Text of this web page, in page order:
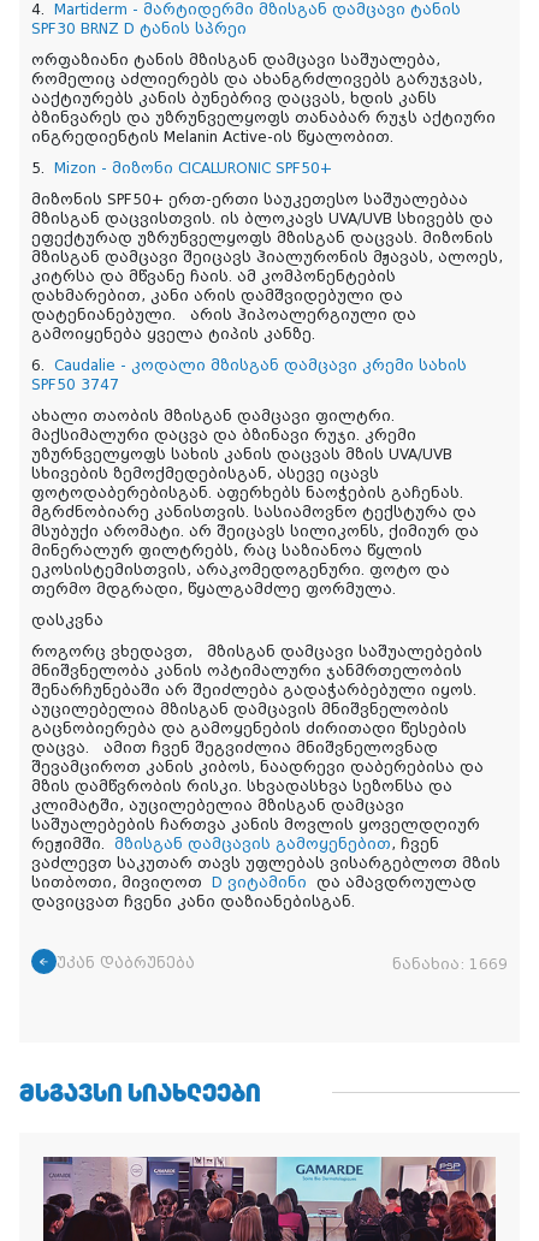
4.
Martiderm - მარტიდერმი მზისგან დამცავი ტანის
SPF30 BRNZ D ტანის სპრეი
ორფაზიანი ტანის მზისგან დამცავი საშუალება,
რომელიც აძლიერებს და ახანგრძლივებს გარუჯვას,
ააქტიურებს კანის ბუნებრივ დაცვას, ხდის კანს
ბზინვარეს და უზრუნველყოფს თანაბარ რუჯს აქტიური
ინგრედიენტის Melanin Active-ის წყალობით.
5.
Mizon - მიზონი CICALURONIC SPF50+
მიზონის SPF50+ ერთ-ერთი საუკეთესო საშუალებაა
მზისგან დაცვისთვის. ის ბლოკავს UVA/UVB სხივებს და
ეფექტურად უზრუნველყოფს მზისგან დაცვას. მიზონის
მზისგან დამცავი შეიცავს ჰიალურონის მჟავას, ალოეს,
კიტრსა და მწვანე ჩაის. ამ კომპონენტების
დახმარებით, კანი არის დამშვიდებული და
დატენიანებული. არის ჰიპოალერგიული და
გამოიყენება ყველა ტიპის კანზე.
6. Caudalie - კოდალი მზისგან დამცავი კრემი სახის
SPF50 3747
ახალი თაობის მზისგან დამცავი ფილტრი.
მაქსიმალური დაცვა და ბზინავი რუჯი. კრემი
უზურნველყოფს სახის კანის დაცვას მზის UVA/UVB
სხივების ზემოქმედებისგან, ასევე იცავს
ფოტოდაბერებისგან. აფერხებს ნაოჭების გაჩენას.
მგრძნობიარე კანისთვის. სასიამოვნო ტექსტურა და
მსუბუქი არომატი. არ შეიცავს სილიკონს, ქიმიურ და
მინერალურ ფილტრებს, რაც საზიანოა წყლის
ეკოსისტემისთვის, არაკომედოგენური. ფოტო და
თერმო მდგრადი, წყალგამძლე ფორმულა.
დასკვნა
როგორც ვხედავთ, მზისგან დამცავი საშუალებების
მნიშვნელობა კანის ოპტიმალური ჯანმრთელობის
შენარჩუნებაში არ შეიძლება გადაჭარბებული იყოს.
აუცილებელია მზისგან დამცავის მნიშვნელობის
გაცნობიერება და გამოყენების ძირითადი წესების
დაცვა. ამით ჩვენ შეგვიძლია მნიშვნელოვნად
შევამციროთ კანის კიბოს, ნაადრევი დაბერებისა და
მზის დამწვრობის რისკი. სხვადასხვა სეზონსა და
კლიმატში, აუცილებელია მზისგან დამცავი
საშუალებების ჩართვა კანის მოვლის ყოველდღიურ
რეჟიმში. მზისგან დამცავის გამოყენებით, ჩვენ
ვაძლევთ საკუთარ თავს უფლებას ვისარგებლოთ მზის
სითბოთი, მივიღოთ
D ვიტამინი და ამავდროულად
დავიცვათ ჩვენი კანი დაზიანებისგან.
უკან დაბრუნება ნანახია: 1669
ᲛᲡᲒᲐᲕᲡᲘ ᲡᲘᲐᲮᲚᲔᲔᲑᲘ